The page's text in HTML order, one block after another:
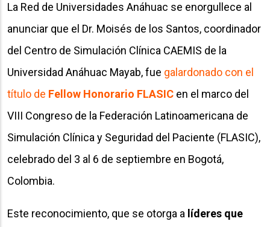
La Red de Universidades Anáhuac se enorgullece al
anunciar que el Dr. Moisés de los Santos, coordinador
del Centro de Simulación Clínica CAEMIS de la
Universidad Anáhuac Mayab, fue ​ galardonado con el
título de Fellow Honorario FLASIC en el marco del
VIII Congreso de la Federación Latinoamericana de
Simulación Clínica y Seguridad del Paciente (FLASIC),
celebrado del 3 al 6 de septiembre en Bogotá,
Colombia.
Este reconocimiento, que se otorga a líderes que